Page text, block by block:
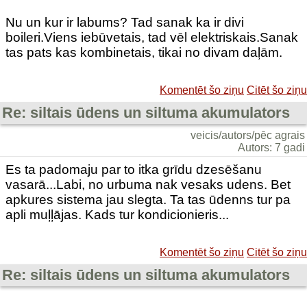
Nu un kur ir labums? Tad sanak ka ir divi
boileri.Viens iebūvetais, tad vēl elektriskais.Sanak
tas pats kas kombinetais, tikai no divam daļām.
Komentēt šo ziņu Citēt šo ziņu
Re: siltais ūdens un siltuma akumulators
veicis/autors/pēc agrais
Autors: 7 gadi
Es ta padomaju par to itka grīdu dzesēšanu
vasarā...Labi, no urbuma nak vesaks udens. Bet
apkures sistema jau slegta. Ta tas ūdenns tur pa
apli muļļājas. Kads tur kondicionieris...
Komentēt šo ziņu Citēt šo ziņu
Re: siltais ūdens un siltuma akumulators